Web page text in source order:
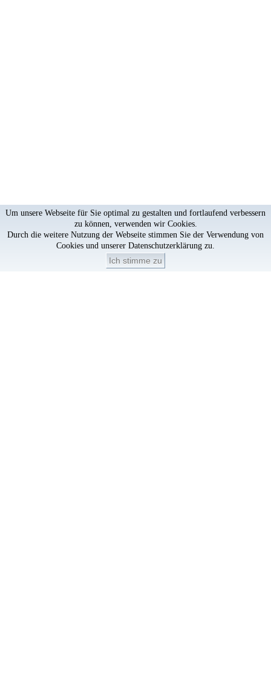
Um unsere Webseite für Sie optimal zu gestalten und fortlaufend verbessern
zu können, verwenden wir Cookies.
Durch die weitere Nutzung der Webseite stimmen Sie der Verwendung von
Cookies und unserer Datenschutzerklärung zu.
Ich stimme zu